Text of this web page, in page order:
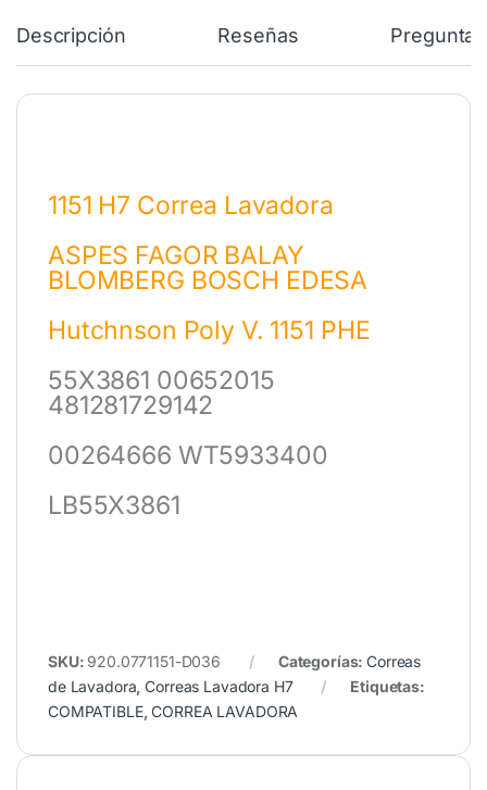
Descripción Reseñas
1151 H7 Correa Lavadora
ASPES FAGOR BALAY
BLOMBERG BOSCH EDESA
Hutchnson Poly V. 1151 PHE
55X3861 00652015
481281729142
00264666 WT5933400
LB55X3861
SKU: 920.0771151-D036 Categorías:Correas
de Lavadora,Correas Lavadora H7
Etiquetas:
COMPATIBLE,CORREA LAVADORA